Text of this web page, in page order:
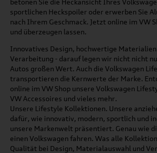
sportlichen Heckspoiler oder erwerben Sie
nach Ihrem Geschmack. Jetzt online im VW
und überzeugen lassen.
Innovatives Design, hochwertige Materialien
Verarbeitung - darauf legen wir nicht nicht
Autos großen Wert. Auch die Volkswagen
transportieren die Kernwerte der Marke.
online im VW Shop unsere Volkswagen
VW Accessoires und vieles mehr.
Unsere Lifestyle Kollektionen. Unsere
dafür, wie innovativ, modern, sportlich und
unsere Markenwelt präsentiert. Genau wie
einen Volkswagen fahren. Was alle
Qualität bei Design, Materialauswahl und